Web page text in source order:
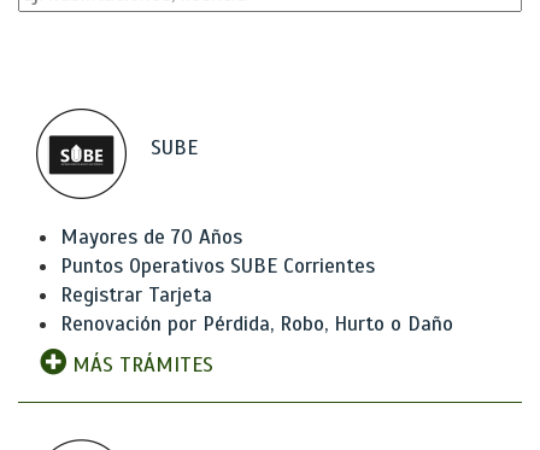
SUBE
Mayores de 70 Años
Puntos Operativos SUBE Corrientes
Registrar Tarjeta
Renovación por Pérdida, Robo, Hurto o Daño
MÁS TRÁMITES